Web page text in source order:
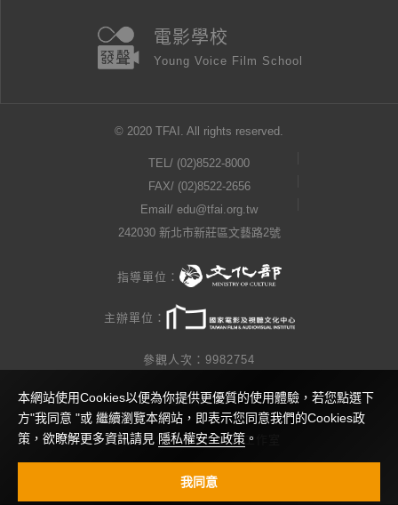
電影學校
Young Voice Film School
© 2020 TFAI. All rights reserved.
TEL/ (02)8522-8000
FAX/ (02)8522-2656
Email/ edu@tfai.org.tw
242030 新北市新莊區文藝路2號
指導單位：
主辦單位：
參觀人次：9982754
隱私權公告
網站製作 / 瓜口瓜設計工作室
視覺設計 / 查理小姐工作室
本網站使用Cookies以便為你提供更優質的使用體驗，若您點選下
方"我同意 "或 繼續瀏覽本網站，即表示您同意我們的Cookies政
策，欲瞭解更多資訊請見 隱私權安全政策 。
我同意